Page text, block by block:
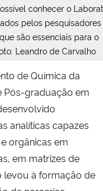
conhecer o
pelos
são essenciais para o
Leandro de Carvalho
de Química da
Pós-graduação em
analíticas capazes
orgânicas em
em matrizes de
levou à formação de